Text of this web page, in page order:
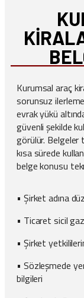
Kurumsal araç
sorunsuz
evrak yükü
güvenli şekilde
görülür. Belgeler
kısa sürede
belge konusu
• Şirket adına
• Ticaret sicil
• Şirket
• Sözleşmede
bilgileri